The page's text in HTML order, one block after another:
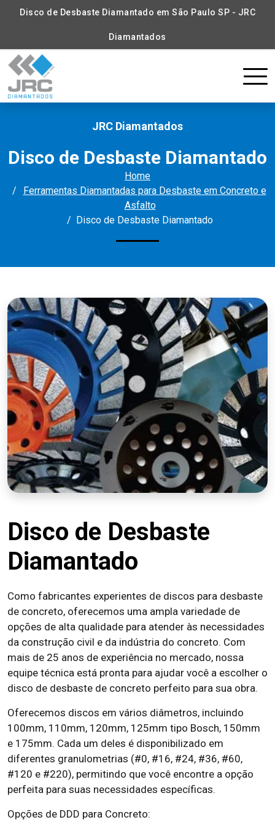
Disco de Desbaste Diamantado em São Paulo SP - JRC
Diamantados
JRC Diamantados
Disco de Desbaste Diamantado
Home
Ferramentas Diamantadas para Desbaste em Concreto e
Asfalto
Disco de Desbaste Diamantado
Disco de Desbaste
Diamantado
Como fabricantes experientes de discos para desbaste
de concreto, oferecemos uma ampla variedade de
opções de alta qualidade para atender às necessidades
da construção civil e da indústria do concreto. Com
mais de 25 anos de experiência no mercado, nossa
equipe técnica está pronta para ajudar você a escolher o
disco de desbaste de concreto perfeito para sua obra.
Oferecemos discos em vários diâmetros, incluindo
100mm, 110mm, 120mm, 125mm tipo Bosch, 150mm
e 175mm. Cada um deles é disponibilizado em
diferentes granulometrias (#0, #16, #24, #36, #60,
#120 e #220), permitindo que você encontre a opção
perfeita para suas necessidades específicas.
Opções de DDD para Concreto: